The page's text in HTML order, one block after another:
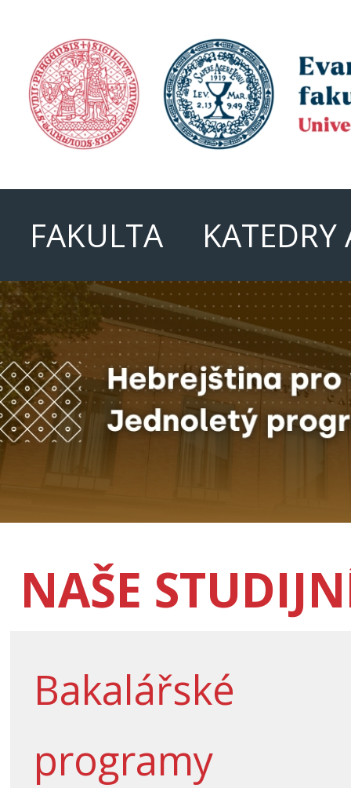
FAKULTA KATEDRY
NAŠE
Bakalářské
programy